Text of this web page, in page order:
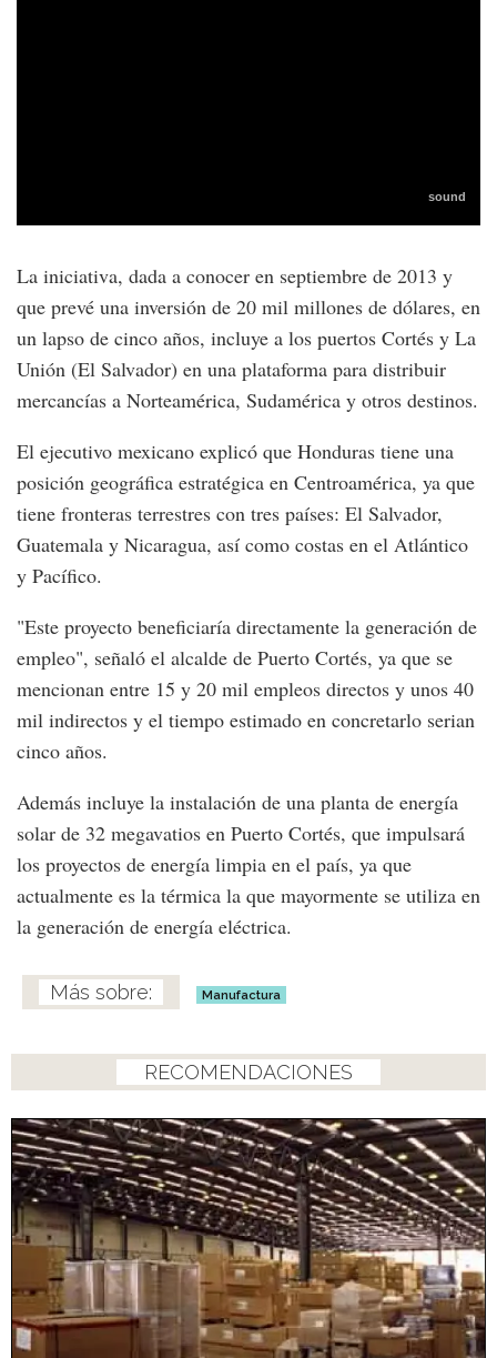
La iniciativa, dada a conocer en septiembre de 2013 y
que prevé una inversión de 20 mil millones de dólares, en
un lapso de cinco años, incluye a los puertos Cortés y La
Unión (El Salvador) en una plataforma para distribuir
mercancías a Norteamérica, Sudamérica y otros destinos.
El ejecutivo mexicano explicó que Honduras tiene una
posición geográfica estratégica en Centroamérica, ya que
tiene fronteras terrestres con tres países: El Salvador,
Guatemala y Nicaragua, así como costas en el Atlántico
y Pacífico.
"Este proyecto beneficiaría directamente la generación de
empleo", señaló el alcalde de Puerto Cortés, ya que se
mencionan entre 15 y 20 mil empleos directos y unos 40
mil indirectos y el tiempo estimado en concretarlo serian
cinco años.
Además incluye la instalación de una planta de energía
solar de 32 megavatios en Puerto Cortés, que impulsará
los proyectos de energía limpia en el país, ya que
actualmente es la térmica la que mayormente se utiliza en
la generación de energía eléctrica.
Manufactura
RECOMENDACIONES